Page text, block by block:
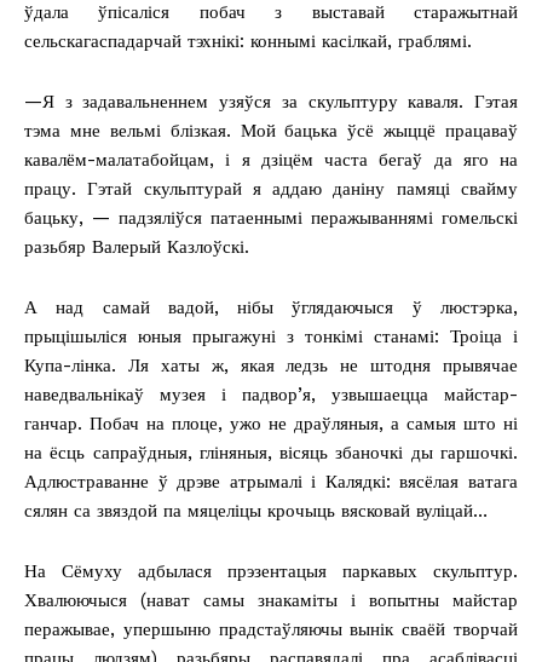
ўдала ўпісаліся побач з выставай старажытнай
сельскагаспадарчай тэхнікі: коннымі касілкай, граблямі.
—Я з задавальненнем узяўся за скульптуру каваля. Гэтая
тэма мне вельмі блізкая. Мой бацька ўсё жыццё працаваў
кавалём-малатабойцам, і я дзіцём часта бегаў да яго на
працу. Гэтай скульптурай я аддаю даніну памяці свайму
бацьку, — падзяліўся патаеннымі перажываннямі гомельскі
разьбяр Валерый Казлоўскі.
А над самай вадой, нібы ўглядаючыся ў люстэрка,
прыцішыліся юныя прыгажуні з тонкімі станамі: Троіца і
Купа-лінка. Ля хаты ж, якая ледзь не штодня прывячае
наведвальнікаў музея і падвор’я, узвышаецца майстар-
ганчар. Побач на плоце, ужо не драўляныя, а самыя што ні
на ёсць сапраўдныя, гліняныя, вісяць збаночкі ды гаршочкі.
Адлюстраванне ў дрэве атрымалі і Калядкі: вясёлая ватага
сялян са звяздой па мяцеліцы крочыць вясковай вуліцай…
На Сёмуху адбылася прэзентацыя паркавых скульптур.
Хвалюючыся (нават самы знакаміты і вопытны майстар
перажывае, упершыню прадстаўляючы вынік сваёй творчай